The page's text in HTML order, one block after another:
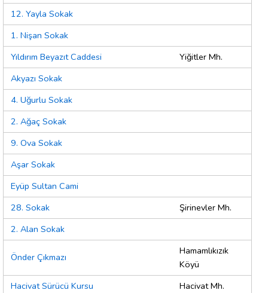
12. Yayla Sokak
1. Nişan Sokak
Yıldırım Beyazıt Caddesi
Yiğitler Mh.
Akyazı Sokak
4. Uğurlu Sokak
2. Ağaç Sokak
9. Ova Sokak
Aşar Sokak
Eyüp Sultan Cami
28. Sokak
Şirinevler Mh.
2. Alan Sokak
Önder Çıkmazı
Hamamlıkızık
Köyü
Hacivat Sürücü Kursu
Hacivat Mh.